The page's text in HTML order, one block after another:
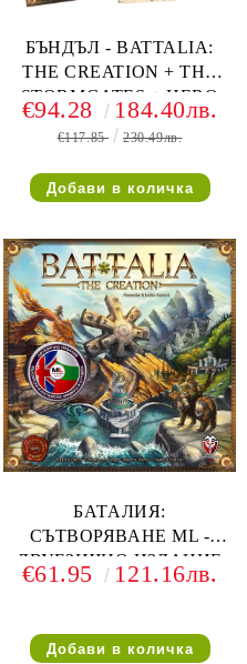
БЪНДЪЛ - BATTALIA:
THE CREATION + THE
STORMGATES + HERO
SHEETS 6 FACTIONS -
EN
€94.28 184.40лв.
€117.85 230.49лв.
БАТАЛИЯ:
СЪТВОРЯВАНЕ ML -
ДВУЕЗИЧНО ИЗДАНИЕ
€61.95 121.16лв.